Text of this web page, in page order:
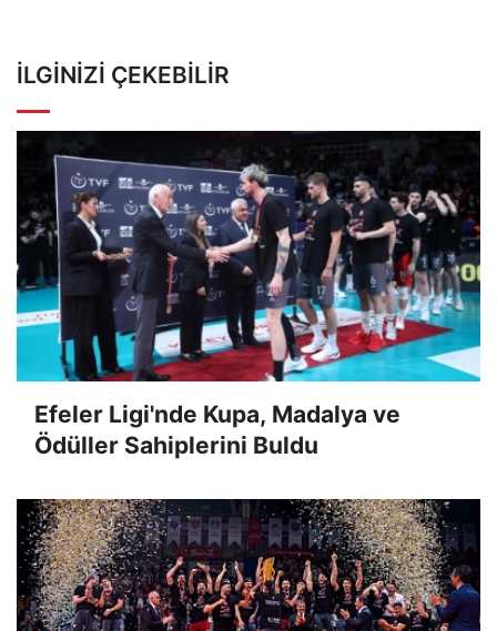
İLGINIZI ÇEKEBILIR
Efeler Ligi'nde Kupa, Madalya ve
Ödüller Sahiplerini Buldu